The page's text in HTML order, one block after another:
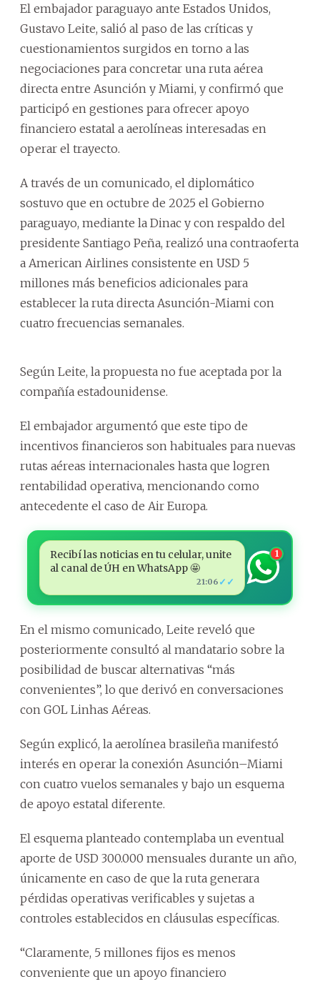
El embajador paraguayo ante Estados Unidos,
Gustavo Leite, salió al paso de las críticas y
cuestionamientos surgidos en torno a las
negociaciones para concretar una ruta aérea
directa entre Asunción y Miami, y confirmó que
participó en gestiones para ofrecer apoyo
financiero estatal a aerolíneas interesadas en
operar el trayecto.
A través de un comunicado, el diplomático
sostuvo que en octubre de 2025 el Gobierno
paraguayo, mediante la Dinac y con respaldo del
presidente Santiago Peña, realizó una contraoferta
a American Airlines consistente en USD 5
millones más beneficios adicionales para
establecer la ruta directa Asunción-Miami con
cuatro frecuencias semanales.
Según Leite, la propuesta no fue aceptada por la
compañía estadounidense.
El embajador argumentó que este tipo de
incentivos financieros son habituales para nuevas
rutas aéreas internacionales hasta que logren
rentabilidad operativa, mencionando como
antecedente el caso de Air Europa.
Recibí las noticias en tu celular, unite
al canal de ÚH en WhatsApp 🤩
21:06 ✓✓
1
En el mismo comunicado, Leite reveló que
posteriormente consultó al mandatario sobre la
posibilidad de buscar alternativas “más
convenientes”, lo que derivó en conversaciones
con GOL Linhas Aéreas.
Según explicó, la aerolínea brasileña manifestó
interés en operar la conexión Asunción–Miami
con cuatro vuelos semanales y bajo un esquema
de apoyo estatal diferente.
El esquema planteado contemplaba un eventual
aporte de USD 300.000 mensuales durante un año,
únicamente en caso de que la ruta generara
pérdidas operativas verificables y sujetas a
controles establecidos en cláusulas específicas.
“Claramente, 5 millones fijos es menos
conveniente que un apoyo financiero